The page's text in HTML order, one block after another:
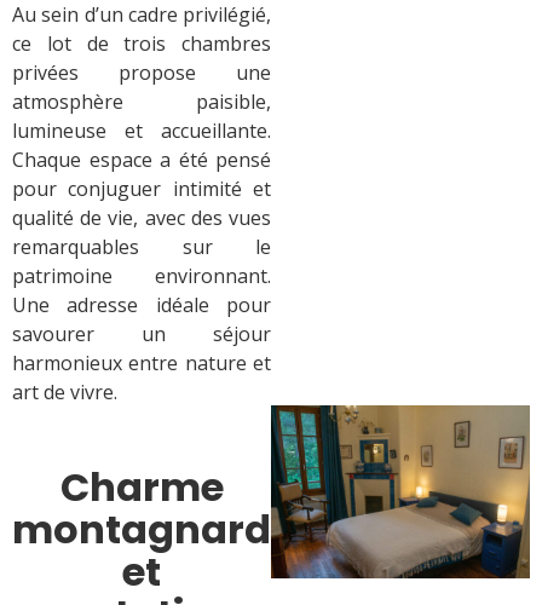
Au sein d’un cadre privilégié,
ce lot de trois chambres
privées propose une
atmosphère paisible,
lumineuse et accueillante.
Chaque espace a été pensé
pour conjuguer intimité et
qualité de vie, avec des vues
remarquables sur le
patrimoine environnant.
Une adresse idéale pour
savourer un séjour
harmonieux entre nature et
art de vivre.
Charme
montagnard
et